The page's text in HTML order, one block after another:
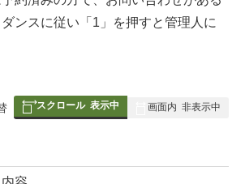
ンスに従い「1」を押すと管理人に
スクロール 表示中 画面内 非表示中